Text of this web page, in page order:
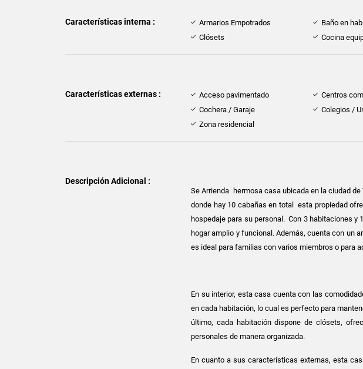
Características interna : Armarios Empotrados Baño en
Clósets
Cocina
Características externas : Acceso pavimentado Centros
Cochera / Garaje
Colegios /
Zona residencial
Descripción Adicional :
Se Arrienda hermosa casa ubicada en la ciudad
donde hay 10 cabañas en total esta propiedad
hospedaje para su personal. Con 3 habitaciones
hogar amplio y funcional. Además, cuenta con un
es ideal para familias con varios miembros o para
En su interior, esta casa cuenta con las
en cada habitación, lo cual es perfecto para
último, cada habitación dispone de clósets,
personales de manera organizada.
En cuanto a sus características externas, esta